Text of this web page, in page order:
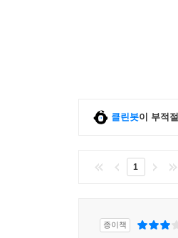
클린봇이 부적
1
종이책